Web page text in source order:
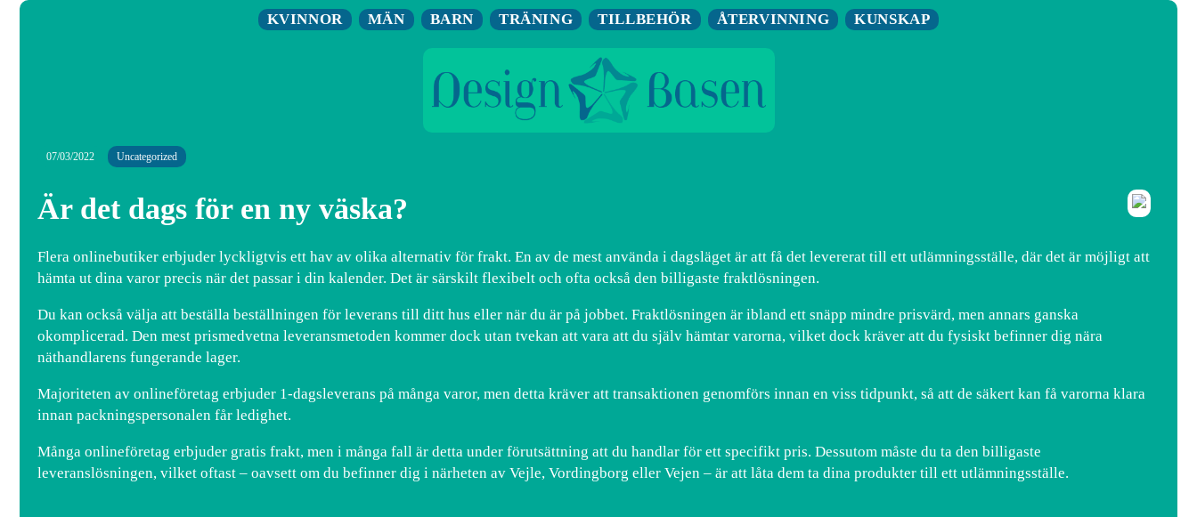
KVINNOR MÄN BARN TRÄNING TILLBEHÖR ÅTERVINNING KUNSKAP
07/03/2022 Uncategorized
Är det dags för en ny väska?
Flera onlinebutiker erbjuder lyckligtvis ett hav av olika alternativ för frakt. En av de mest använda i dagsläget är att få det levererat till ett utlämningsställe, där det är möjligt att
hämta ut dina varor precis när det passar i din kalender. Det är särskilt flexibelt och ofta också den billigaste fraktlösningen.
Du kan också välja att beställa beställningen för leverans till ditt hus eller när du är på jobbet. Fraktlösningen är ibland ett snäpp mindre prisvärd, men annars ganska
okomplicerad. Den mest prismedvetna leveransmetoden kommer dock utan tvekan att vara att du själv hämtar varorna, vilket dock kräver att du fysiskt befinner dig nära
näthandlarens fungerande lager.
Majoriteten av onlineföretag erbjuder 1-dagsleverans på många varor, men detta kräver att transaktionen genomförs innan en viss tidpunkt, så att de säkert kan få varorna klara
innan packningspersonalen får ledighet.
Många onlineföretag erbjuder gratis frakt, men i många fall är detta under förutsättning att du handlar för ett specifikt pris. Dessutom måste du ta den billigaste
leveranslösningen, vilket oftast – oavsett om du befinner dig i närheten av Vejle, Vordingborg eller Vejen – är att låta dem ta dina produkter till ett utlämningsställe.